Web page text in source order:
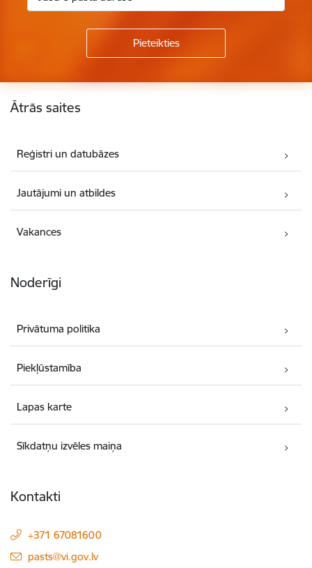
Kājene
Ātrās saites
Reģistri un datubāzes
Jautājumi un atbildes
Vakances
Noderīgi
Privātuma politika
Piekļūstamība
Lapas karte
Sīkdatņu izvēles maiņa
Kontakti
+371 67081600
E-pasts:
pasts@vi.gov.lv